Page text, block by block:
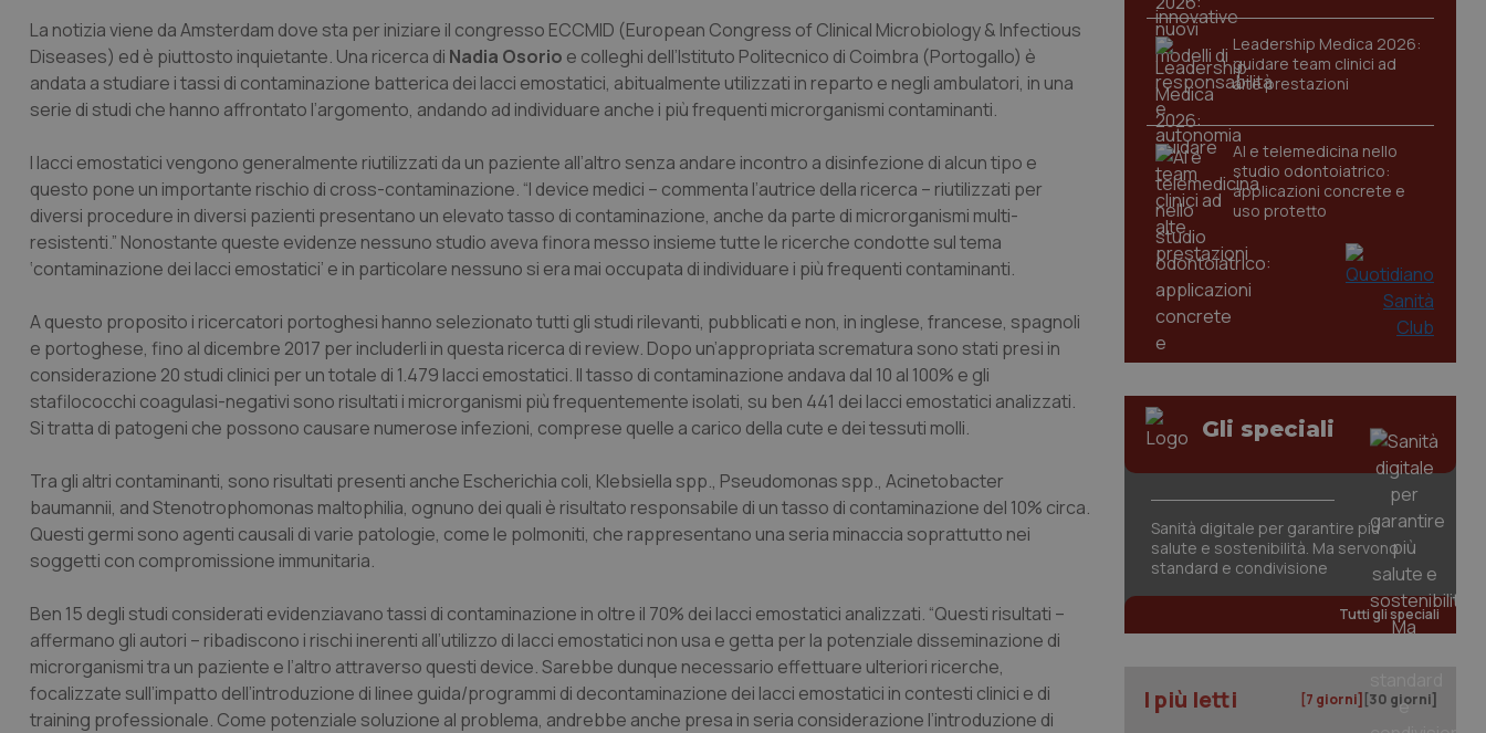
La notizia viene da Amsterdam dove sta per iniziare il congresso ECCMID (European Congress of Clinical Microbiology & Infectious
Diseases) ed è piuttosto inquietante. Una ricerca di Nadia Osorio e colleghi dell’Istituto Politecnico di Coimbra (Portogallo) è
andata a studiare i tassi di contaminazione batterica dei lacci emostatici, abitualmente utilizzati in reparto e negli ambulatori, in una
serie di studi che hanno affrontato l’argomento, andando ad individuare anche i più frequenti microrganismi contaminanti.
I lacci emostatici vengono generalmente riutilizzati da un paziente all’altro senza andare incontro a disinfezione di alcun tipo e
questo pone un importante rischio di cross-contaminazione. “I device medici – commenta l’autrice della ricerca – riutilizzati per
diversi procedure in diversi pazienti presentano un elevato tasso di contaminazione, anche da parte di microrganismi multi-
resistenti.” Nonostante queste evidenze nessuno studio aveva finora messo insieme tutte le ricerche condotte sul tema
‘contaminazione dei lacci emostatici’ e in particolare nessuno si era mai occupata di individuare i più frequenti contaminanti.
A questo proposito i ricercatori portoghesi hanno selezionato tutti gli studi rilevanti, pubblicati e non, in inglese, francese, spagnoli
e portoghese, fino al dicembre 2017 per includerli in questa ricerca di review. Dopo un’appropriata scrematura sono stati presi in
considerazione 20 studi clinici per un totale di 1.479 lacci emostatici. Il tasso di contaminazione andava dal 10 al 100% e gli
stafilococchi coagulasi-negativi sono risultati i microrganismi più frequentemente isolati, su ben 441 dei lacci emostatici analizzati.
Si tratta di patogeni che possono causare numerose infezioni, comprese quelle a carico della cute e dei tessuti molli.
Tra gli altri contaminanti, sono risultati presenti anche Escherichia coli, Klebsiella spp., Pseudomonas spp., Acinetobacter
baumannii, andStenotrophomonas maltophilia, ognuno dei quali è risultato responsabile di un tasso di contaminazione del 10% circa.
Questi germi sono agenti causali di varie patologie, come le polmoniti, che rappresentano una seria minaccia soprattutto nei
soggetti con compromissione immunitaria.
Ben 15 degli studi considerati evidenziavano tassi di contaminazione in oltre il 70% dei lacci emostatici analizzati. “Questi risultati –
affermano gli autori – ribadiscono i rischi inerenti all’utilizzo di lacci emostatici non usa e getta per la potenziale disseminazione di
microrganismi tra un paziente e l’altro attraverso questi device. Sarebbe dunque necessario effettuare ulteriori ricerche,
focalizzate sull’impatto dell’introduzione di linee guida/programmi di decontaminazione dei lacci emostatici in contesti clinici e di
training professionale. Come potenziale soluzione al problema, andrebbe anche presa in seria considerazione l’introduzione di
Leadership Medica 2026:
guidare team clinici ad
alte prestazioni
AI e telemedicina nello
studio odontoiatrico:
applicazioni concrete e
uso protetto
Gli speciali
Sanità digitale per garantire più
salute e sostenibilità. Ma servono
standard e condivisione
Tutti gli speciali
I più letti [7 giorni] [30 giorni]